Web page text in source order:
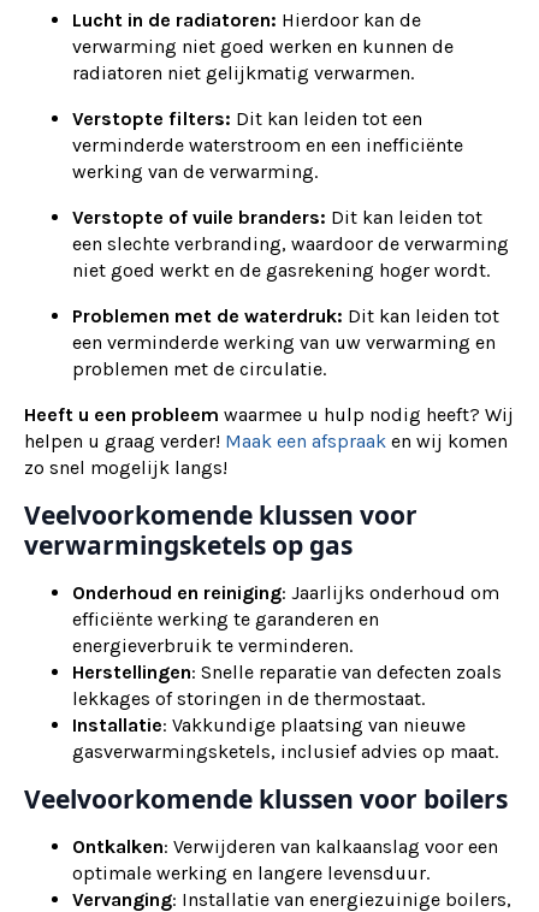
Lucht in de radiatoren: Hierdoor kan de
verwarming niet goed werken en kunnen de
radiatoren niet gelijkmatig verwarmen.
Verstopte filters: Dit kan leiden tot een
verminderde waterstroom en een inefficiënte
werking van de verwarming.
Verstopte of vuile branders: Dit kan leiden tot
een slechte verbranding, waardoor de verwarming
niet goed werkt en de gasrekening hoger wordt.
Problemen met de waterdruk: Dit kan leiden tot
een verminderde werking van uw verwarming en
problemen met de circulatie.
Heeft u een probleem waarmee u hulp nodig heeft? Wij
helpen u graag verder! Maak een afspraak en wij komen
zo snel mogelijk langs!
Veelvoorkomende klussen voor
verwarmingsketels op gas
Onderhoud en reiniging: Jaarlijks onderhoud om
efficiënte werking te garanderen en
energieverbruik te verminderen.
Herstellingen: Snelle reparatie van defecten zoals
lekkages of storingen in de thermostaat.
Installatie: Vakkundige plaatsing van nieuwe
gasverwarmingsketels, inclusief advies op maat.
Veelvoorkomende klussen voor boilers
Ontkalken: Verwijderen van kalkaanslag voor een
optimale werking en langere levensduur.
Vervanging: Installatie van energiezuinige boilers,